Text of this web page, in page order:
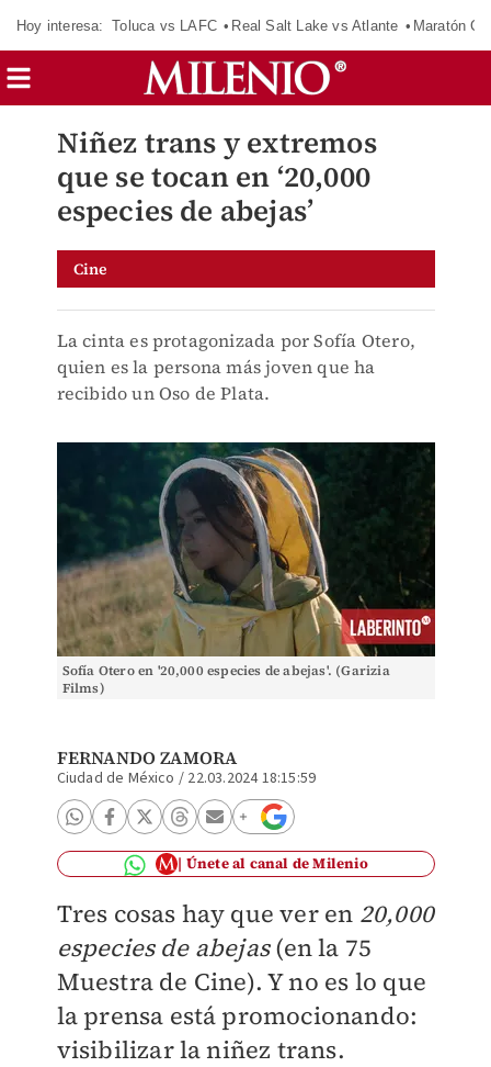
Hoy interesa: Toluca vs LAFC Real Salt Lake vs Atlante Maratón
Niñez trans y extremos
que se tocan en ‘20,000
especies de abejas’
Cine
La cinta es protagonizada por Sofía Otero,
quien es la persona más joven que ha
recibido un Oso de Plata.
Sofía Otero en '20,000 especies de abejas'. (Garizia
Films)
FERNANDO ZAMORA
Ciudad de México / 22.03.2024 18:15:59
Únete al canal de Milenio
Tres cosas hay que ver en 20,000
especies de abejas(en la 75
Muestra de Cine). Y no es lo que
la prensa está promocionando:
visibilizar la niñez trans.